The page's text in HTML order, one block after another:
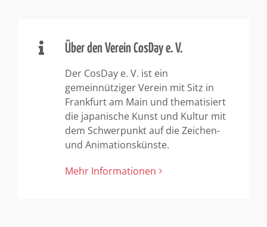
Über den Verein CosDay e. V.
Der CosDay e. V. ist ein
gemeinnütziger Verein mit Sitz in
Frankfurt am Main und thematisiert
die japanische Kunst und Kultur mit
dem Schwerpunkt auf die Zeichen-
und Animationskünste.
Mehr Informationen